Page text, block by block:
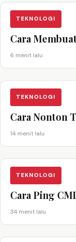
TEKNOLOGI
Cara
6 menit lalu
TEKNOLOGI
Cara Nonton
14 menit lalu
TEKNOLOGI
Cara Ping
34 menit lalu